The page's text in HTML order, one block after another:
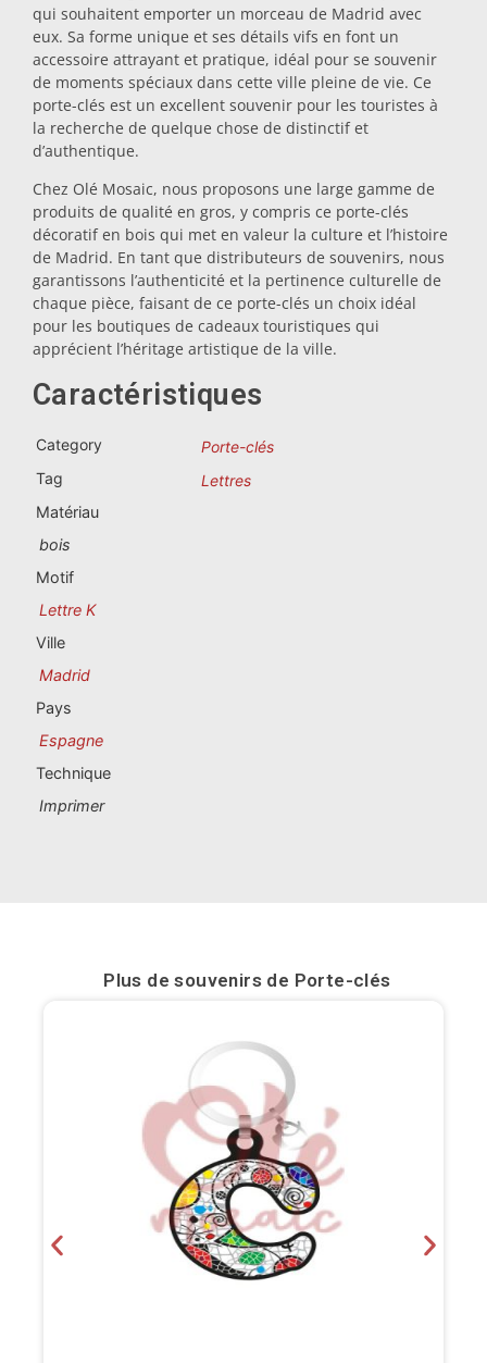
Verres à shot
Souvenirs par ville
Souvenirs d'Espagne
Souvenirs du Portugal
Souvenirs personnalisés
La Coruña
Alicante
Almería
Badajoz
Barcelona
Castellón de la Plana
Cordoba
qui souhaitent emporter un morceau de Madrid avec
eux. Sa forme unique et ses détails vifs en font un
accessoire attrayant et pratique, idéal pour se souvenir
de moments spéciaux dans cette ville pleine de vie. Ce
porte-clés est un excellent souvenir pour les touristes à
la recherche de quelque chose de distinctif et
d’authentique.
Chez Olé Mosaic, nous proposons une large gamme de
produits de qualité en gros, y compris ce porte-clés
décoratif en bois qui met en valeur la culture et l’histoire
de Madrid. En tant que distributeurs de souvenirs, nous
garantissons l’authenticité et la pertinence culturelle de
chaque pièce, faisant de ce porte-clés un choix idéal
pour les boutiques de cadeaux touristiques qui
apprécient l’héritage artistique de la ville.
Caractéristiques
Category
Porte-clés
Tag
Lettres
Matériau
bois
Motif
Lettre K
Ville
Madrid
Pays
Espagne
Technique
Imprimer
Plus de souvenirs de Porte-clés